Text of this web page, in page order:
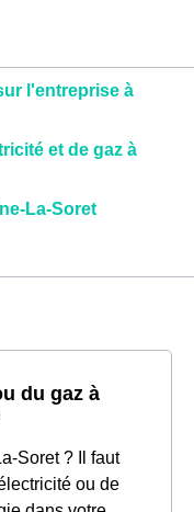
l'entreprise à
et de gaz à
La-Soret
du gaz à
Soret ? Il faut
ou de